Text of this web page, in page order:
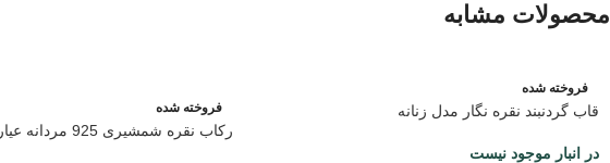
محصولات مشابه
فروخته شده
قاب گردنبند نقره نگار مدل زنانه
در انبار موجود نیست
فروخته شده
رکاب نقره شمشیری 925 مردانه عیار تضمینی